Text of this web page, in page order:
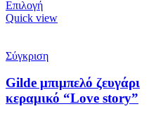
ΕπιλογήΑυτό
το
πολλαπλές
Οι
επιλογές
μπορούν
Quick view
Σύγκριση
Gilde μπιμπελό ζευγάρι
κεραμικό “Love story”